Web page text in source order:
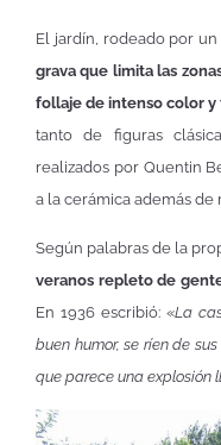
El jardín, rodeado por
grava que limita las
follaje de intenso color y
tanto de figuras
realizados por Quentin
a la cerámica además
Según palabras de la
veranos repleto de
En 1936 escribió: «La
buen humor, se ríen de
que parece una explosión